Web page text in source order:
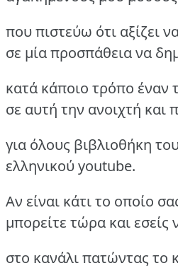
που πιστεύω ότι αξίζει
σε μία προσπάθεια να
κατά κάποιο τρόπο έναν
σε αυτή την ανοιχτή και
για όλους βιβλιοθήκη
ελληνικού youtube.
Aν είναι κάτι το οποίο
μπορείτε τώρα και εσείς
στο κανάλι πατώντας το